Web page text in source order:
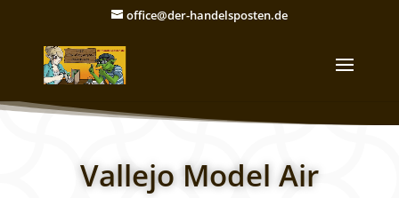
office@der-handelsposten.de
Vallejo Model Air